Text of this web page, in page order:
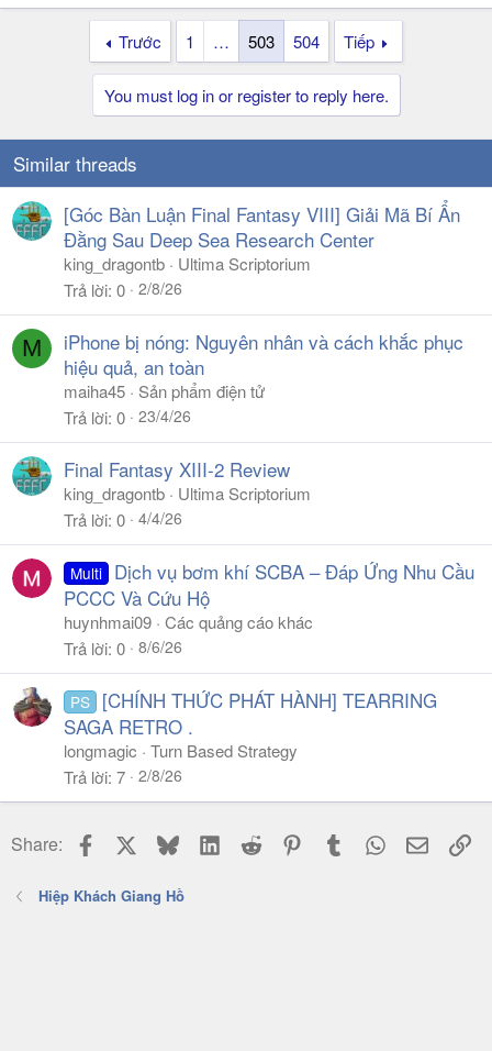
Trước 1 … 503 504 Tiếp
You must log in or register to reply here.
Similar threads
[Góc Bàn Luận Final Fantasy VIII] Giải Mã Bí Ẩn
Đằng Sau Deep Sea Research Center
king_dragontb
Ultima Scriptorium
Trả lời 0 2/8/26
M
iPhone bị nóng: Nguyên nhân và cách khắc phục
hiệu quả, an toàn
maiha45
Sản phẩm điện tử
Trả lời 0 23/4/26
Final Fantasy XIII-2 Review
king_dragontb
Ultima Scriptorium
Trả lời 0 4/4/26
Multi
Dịch vụ bơm khí SCBA – Đáp Ứng Nhu Cầu
PCCC Và Cứu Hộ
huynhmai09 Các quảng cáo khác
Trả lời 0 8/6/26
PS
[CHÍNH THỨC PHÁT HÀNH] TEARRING
SAGA RETRO .
longmagic
Turn Based Strategy
Trả lời 7 2/8/26
Share: Facebook BlueskyLinkedIn
Reddit PinterestTumblr WhatsApp
Email
Hiệp Khách Giang Hồ